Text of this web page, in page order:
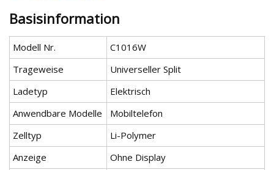
Basisinformation
Modell Nr.
C1016W
Trageweise
Universeller Split
Ladetyp
Elektrisch
Anwendbare Modelle
Mobiltelefon
Zelltyp
Li-Polymer
Anzeige
Ohne Display